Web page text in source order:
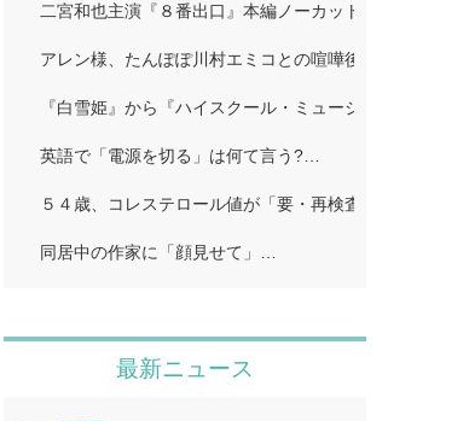
二宮和也主演『８番出口』本編ノーカット地上波初放
アレン様、たんぽぽ川村エミコとの喧嘩後に「初めて
『白雪姫』から『ハイスクール・ミュージカル/ザ・ム
英語で「電源を切る」は何て言う?…
５４歳、コレステロール値が「要・再検査」…
同居中の作家に「顔見せて」…
最新ニュース